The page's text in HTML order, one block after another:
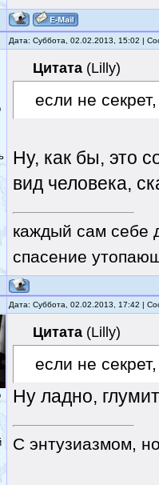
Дата: Суббота, 02.02.2013, 15:02 |
Цитата (Lilly)
если не
Ну, как бы, это
вид человека,
каждый сам себе
спасение
Дата: Суббота, 02.02.2013, 17:42 |
Цитата (Lilly)
если не
Ну ладно,
С энтузиазмом,